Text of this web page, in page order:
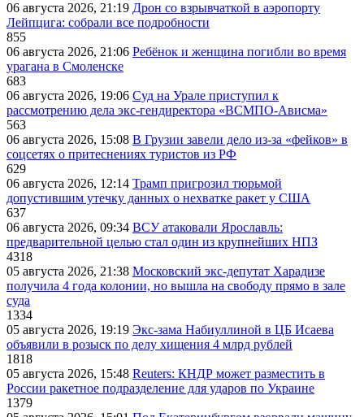
06 августа 2026, 21:19 Дрон со взрывчаткой в аэропорту
Лейпцига: собрали все подробности
855
06 августа 2026, 21:06 Ребёнок и женщина погибли во время
урагана в Смоленске
683
06 августа 2026, 19:06 Суд на Урале приступил к
рассмотрению дела экс-гендиректора «ВСМПО-Ависма»
563
06 августа 2026, 15:08 В Грузии завели дело из-за «фейков» в
соцсетях о притеснениях туристов из РФ
629
06 августа 2026, 12:14 Трамп пригрозил тюрьмой
допустившим утечку данных о нехватке ракет у США
637
06 августа 2026, 09:34 ВСУ атаковали Ярославль:
предварительной целью стал один из крупнейших НПЗ
4318
05 августа 2026, 21:38 Московский экс-депутат Харадизе
получила 4 года колонии, но вышла на свободу прямо в зале
суда
1334
05 августа 2026, 19:19 Экс-зама Набиуллиной в ЦБ Исаева
объявили в розыск по делу хищения 4 млрд рублей
1818
05 августа 2026, 15:48 Reuters: КНДР может разместить в
России ракетное подразделение для ударов по Украине
1379